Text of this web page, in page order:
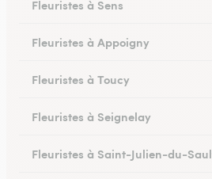
Fleuristes à Sens
Fleuristes à Appoigny
Fleuristes à Toucy
Fleuristes à Seignelay
Fleuristes à Saint-Julien-du-